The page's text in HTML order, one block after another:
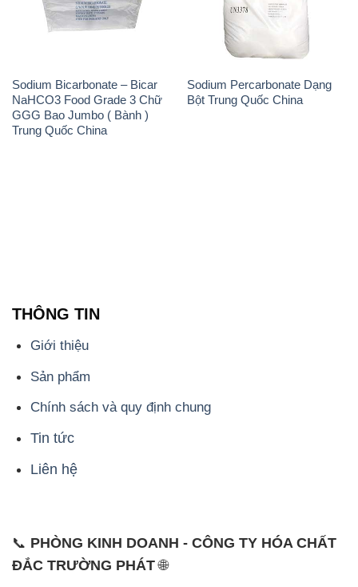
Sodium Bicarbonate – Bicar
NaHCO3 Food Grade 3 Chữ
GGG Bao Jumbo ( Bành )
Trung Quốc China
Sodium Percarbonate Dạng
Bột Trung Quốc China
THÔNG TIN
Giới thiệu
Sản phẩm
Chính sách và quy định chung
Tin tức
Liên hệ
📞 PHÒNG KINH DOANH - CÔNG TY HÓA CHẤT
ĐẮC TRƯỜNG PHÁT🌐